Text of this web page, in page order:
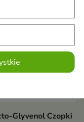
favorite_border
Glyvenol Czopki